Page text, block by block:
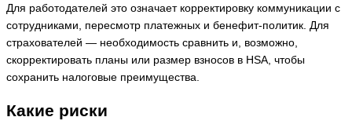
Для работодателей это означает корректировку коммуникации с
сотрудниками, пересмотр платежных и бенефит-политик. Для
страхователей — необходимость сравнить и, возможно,
скорректировать планы или размер взносов в HSA, чтобы
сохранить налоговые преимущества.
Какие риски